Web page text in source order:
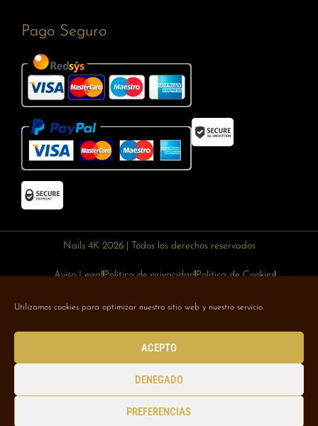
Utilizamos cookies para optimizar nuestro sitio web y nuestro servicio.
ACEPTO
DENEGADO
PREFERENCIAS
Pago Seguro
Nails 4K 2026 | Todos los derechos reservados
Aviso LegalPolítica de privacidadPolítica de Cookies